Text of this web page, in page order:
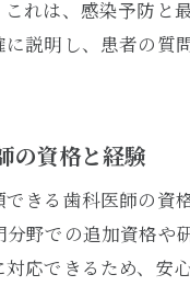
れは、感染予防と
説明し、患者の質
の資格と経験
きる歯科医師の資
分野での追加資格
応できるため、安